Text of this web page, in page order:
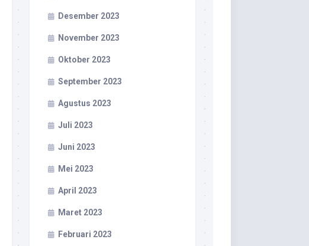
Desember 2023
November 2023
Oktober 2023
September 2023
Agustus 2023
Juli 2023
Juni 2023
Mei 2023
April 2023
Maret 2023
Februari 2023